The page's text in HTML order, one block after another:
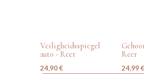
Veiligheidsspiegel
auto - Reer
24,90€
Reer
24,99